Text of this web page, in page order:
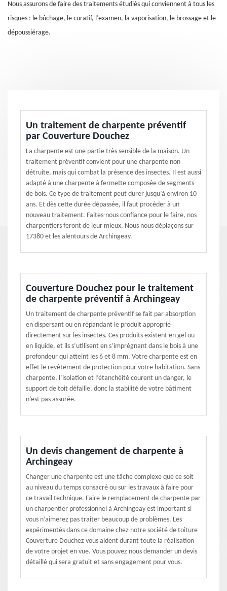
Nous assurons de faire des traitements étudiés qui conviennent à tous les
risques : le bûchage, le curatif, l’examen, la vaporisation, le brossage et le
dépoussiérage.
Un traitement de charpente préventif
par Couverture Douchez
La charpente est une partie très sensible de la maison. Un
traitement préventif convient pour une charpente non
détruite, mais qui combat la présence des insectes. Il est aussi
adapté à une charpente à fermette composée de segments
de bois. Ce type de traitement peut durer jusqu’à environ 10
ans. Et dès cette durée dépassée, il faut procéder à un
nouveau traitement. Faites-nous confiance pour le faire, nos
charpentiers feront de leur mieux. Nous nous déplaçons sur
17380 et les alentours de Archingeay.
Couverture Douchez pour le traitement
de charpente préventif à Archingeay
Un traitement de charpente préventif se fait par absorption
en dispersant ou en répandant le produit approprié
directement sur les insectes. Ces produits existent en gel ou
en liquide, et ils s’utilisent en s’imprégnant dans le bois à une
profondeur qui atteint les 6 et 8 mm. Votre charpente est en
effet le revêtement de protection pour votre habitation. Sans
charpente, l’isolation et l’étanchéité courent un danger, le
support de toit défaille, donc la stabilité de votre bâtiment
n’est pas assurée.
Un devis changement de charpente à
Archingeay
Changer une charpente est une tâche complexe que ce soit
au niveau du temps consacré ou sur les travaux à faire pour
ce travail technique. Faire le remplacement de charpente par
un charpentier professionnel à Archingeay est important si
vous n’aimerez pas traiter beaucoup de problèmes. Les
expérimentés dans ce domaine chez notre société de toiture
Couverture Douchez vous aident durant toute la réalisation
de votre projet en vue. Vous pouvez nous demander un devis
détaillé qui sera gratuit et sans engagement pour vous.